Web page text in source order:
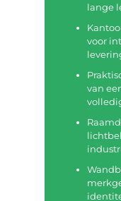
lange
voor
van